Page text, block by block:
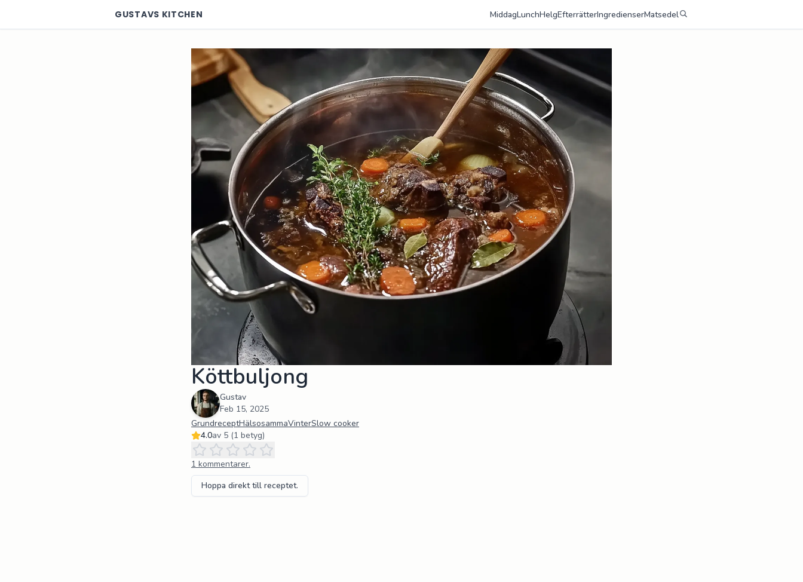
GUSTAVS KITCHEN MiddagLunchHelgEfterrätterIngredienserMatsedel
Köttbuljong
Gustav
Feb 15, 2025
GrundreceptHälsosammaVinterSlow cooker
4.0av 5 (1 betyg)
1 kommentarer.
Hoppa direkt till receptet.